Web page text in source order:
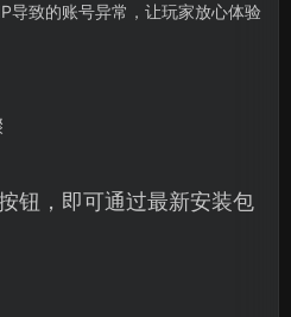
导致的账号异常，让玩家放心体验
钮，即可通过最新安装包